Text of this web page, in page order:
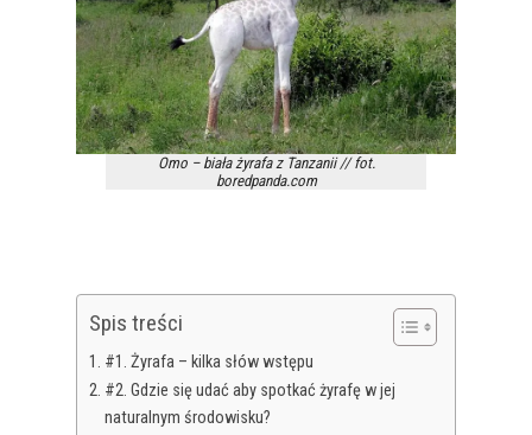
Omo – biała żyrafa z Tanzanii // fot.
boredpanda.com
Spis treści
#1. Żyrafa – kilka słów wstępu
#2. Gdzie się udać aby spotkać żyrafę w jej
naturalnym środowisku?